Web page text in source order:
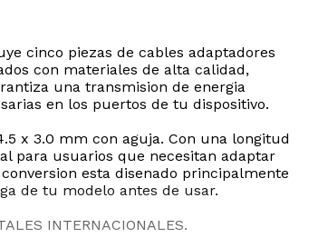
cinco piezas de cables adaptadores
con materiales de alta calidad,
una transmision de energia
en los puertos de tu dispositivo.
x 3.0 mm con aguja. Con una longitud
para usuarios que necesitan adaptar
esta disenado principalmente
de tu modelo antes de usar.
INTERNACIONALES.